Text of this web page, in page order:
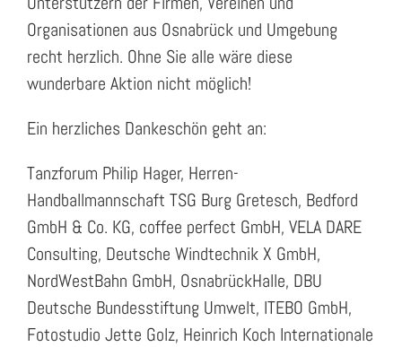
Organisationen aus Osnabrück und Umgebung
recht herzlich. Ohne Sie alle wäre diese
wunderbare Aktion nicht möglich!
Ein herzliches Dankeschön geht an:
Tanzforum Philip Hager, Herren-
Handballmannschaft TSG Burg Gretesch, Bedford
GmbH & Co. KG, coffee perfect GmbH, VELA DARE
Consulting, Deutsche Windtechnik X GmbH,
NordWestBahn GmbH, OsnabrückHalle, DBU
Deutsche Bundesstiftung Umwelt, ITEBO GmbH,
Fotostudio Jette Golz, Heinrich Koch Internationale